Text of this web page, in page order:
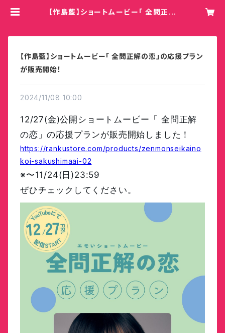
【作島藍】ショートムービー「 全問正解
【作島藍】ショートムービー「 全問正解の恋」の応援プラン
が販売開始！
2024/11/08 10:00
12/27(金)公開ショートムービー「 全問正解
の恋 」の応援プランが販売開始しました！
https://rankustore.com/products/zenmonseikaino
koi-sakushimaai-02
※〜11/24(日)23:59
ぜひチェックしてください。